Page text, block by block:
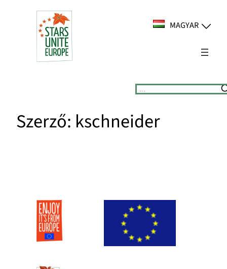
tartalomhoz
MAGYAR
Suchen
Szerző: kschneider